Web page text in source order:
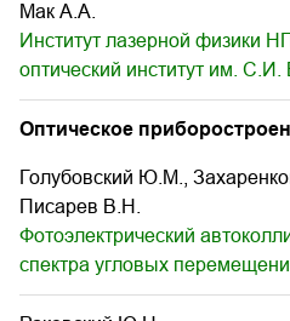
Мак А.А.
Институт лазерной физики
оптический институт им.
Оптическое
Голубовский Ю.М.,
Писарев В.Н.
Фотоэлектрический
спектра угловых